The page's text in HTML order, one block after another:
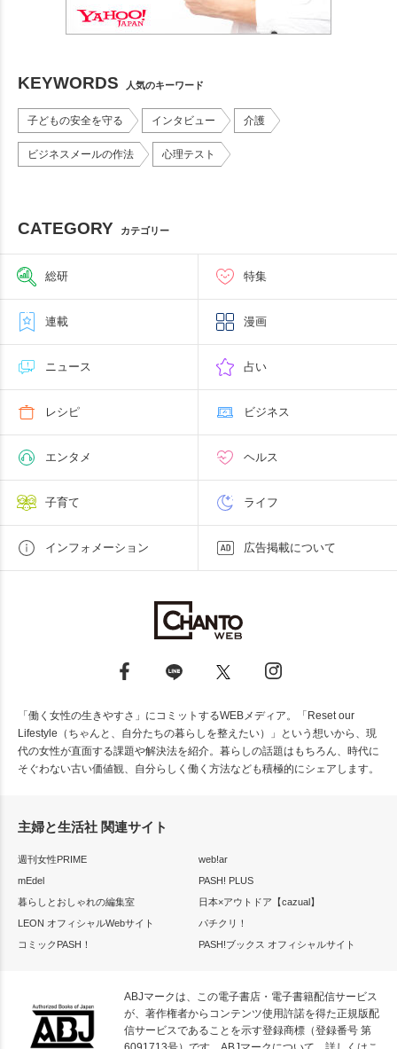
KEYWORDS 人気のキーワード
子どもの安全を守る インタビュー 介護
ビジネスメールの作法 心理テスト
CATEGORY カテゴリー
総研 特集
連載 漫画
ニュース 占い
レシピ ビジネス
エンタメ ヘルス
子育て ライフ
インフォメーション 広告掲載について
「働く女性の生きやすさ」にコミットするWEBメディア。「Reset our
Lifestyle（ちゃんと、自分たちの暮らしを整えたい）」という想いから、現
代の女性が直面する課題や解決法を紹介。暮らしの話題はもちろん、時代に
そぐわない古い価値観、自分らしく働く方法なども積極的にシェアします。
主婦と生活社 関連サイト
週刊女性PRIME
web!ar
mEdel
PASH! PLUS
暮らしとおしゃれの編集室
日本×アウトドア【cazual】
LEON オフィシャルWebサイト
パチクリ！
コミックPASH！
PASH!ブックス オフィシャルサイト
ABJマークは、この電子書店・電子書籍配信サービス
が、著作権者からコンテンツ使用許諾を得た正規版配
信サービスであることを示す登録商標（登録番号 第